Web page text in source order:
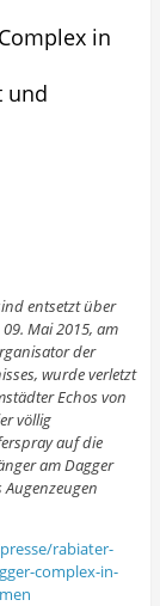
in
und
entsetzt über
Mai 2015, am
der
wurde verletzt
Echos von
völlig
auf die
am Dagger
rabiater-
complex-in-